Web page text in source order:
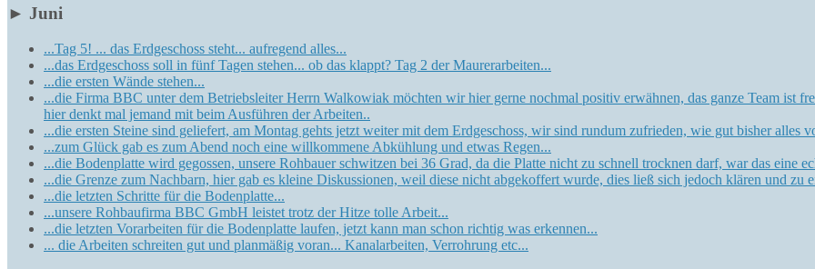
► Juni
...Tag 5! ... das Erdgeschoss steht... aufregend alles...
...das Erdgeschoss soll in fünf Tagen stehen... ob das klappt? Tag 2 der Maurerarbeiten...
...die ersten Wände stehen...
...die Firma BBC unter dem Betriebsleiter Herrn Walkowiak möchten wir hier gerne nochmal positiv erwähnen, das ganze Team ist
hier denkt mal jemand mit beim Ausführen der Arbeiten..
...die ersten Steine sind geliefert, am Montag gehts jetzt weiter mit dem Erdgeschoss, wir sind rundum zufrieden, wie gut bisher alles
...zum Glück gab es zum Abend noch eine willkommene Abkühlung und etwas Regen...
...die Bodenplatte wird gegossen, unsere Rohbauer schwitzen bei 36 Grad, da die Platte nicht zu schnell trocknen darf, war das eine
...die Grenze zum Nachbarn, hier gab es kleine Diskussionen, weil diese nicht abgekoffert wurde, dies ließ sich jedoch klären und zu
...die letzten Schritte für die Bodenplatte...
...unsere Rohbaufirma BBC GmbH leistet trotz der Hitze tolle Arbeit...
...die letzten Vorarbeiten für die Bodenplatte laufen, jetzt kann man schon richtig was erkennen...
... die Arbeiten schreiten gut und planmäßig voran... Kanalarbeiten, Verrohrung etc...